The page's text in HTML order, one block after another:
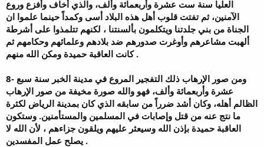
العليا سنة ست عشرة وأربعمائة وألف، والذي أخاف وأفزع وروع
الآمنين، ثم تفتت قلوب أهل هذه البلاد أسى وكمداً حينما علموا ان
الجناة من بني جلدتنا ويتكلمون بألسنتنا ، لكنهم تتلمذوا على أشرطة
ألهبت مشاعرهم وأوغرت صدورهم ضد بلادهم وعلمائهم وحكامهم ثم
كانت العاقبة حميدة ومكن الله منهم .
8- ومن صور الإرهاب ذلك التفجير المروع في مدينة الخبر سنة سبع
عشرة وأربعمائة وألف، فهو والله صورة مخيفة من صور الإرهاب
الظالم أهله، وكان أشد ضرراً من سابقه الذي كان بمدينة الرياض لكثرة
ما نتج عنه من قتل وإصابات في المسلمين والمستأمنين. وستكون
العاقبة حميدة بإذن الله وسيعثر عليهم ويلقون جزاءهم ، لأن الله لا
يصلح عمل المفسدين .